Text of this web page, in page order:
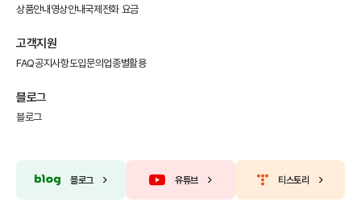
상품안내 영상안내국제전화 요금
고객지원
FAQ공지사항도입문의 업종별활용
블로그
블로그
블로그 유튜브 티스토리